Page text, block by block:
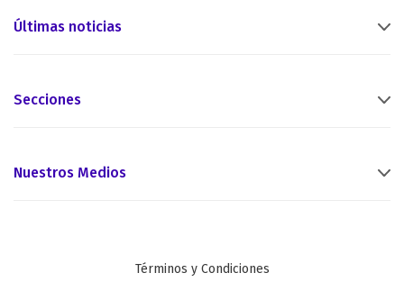
Últimas noticias
Secciones
Nuestros Medios
Términos y Condiciones